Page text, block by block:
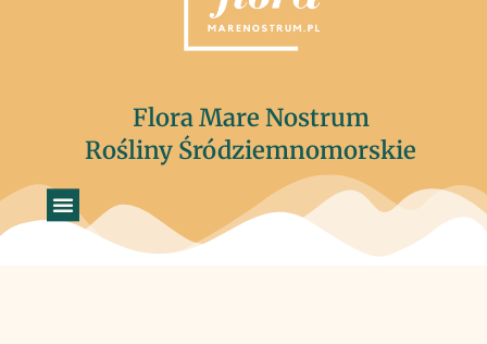
Flora Mare Nostrum
Rośliny Śródziemnomorskie